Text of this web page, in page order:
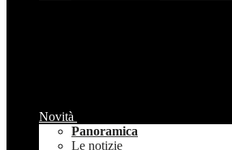
Novità
Panoramica
Le notizie